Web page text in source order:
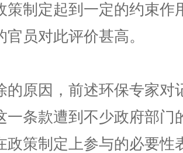
策制定起到一定的约束作
员对此评价甚高。
的原因，前述环保专家对
一条款遭到不少政府部门
政策制定上参与的必要性